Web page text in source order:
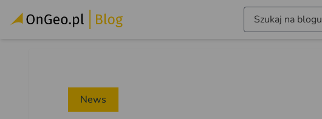
Szukaj na blogu
News